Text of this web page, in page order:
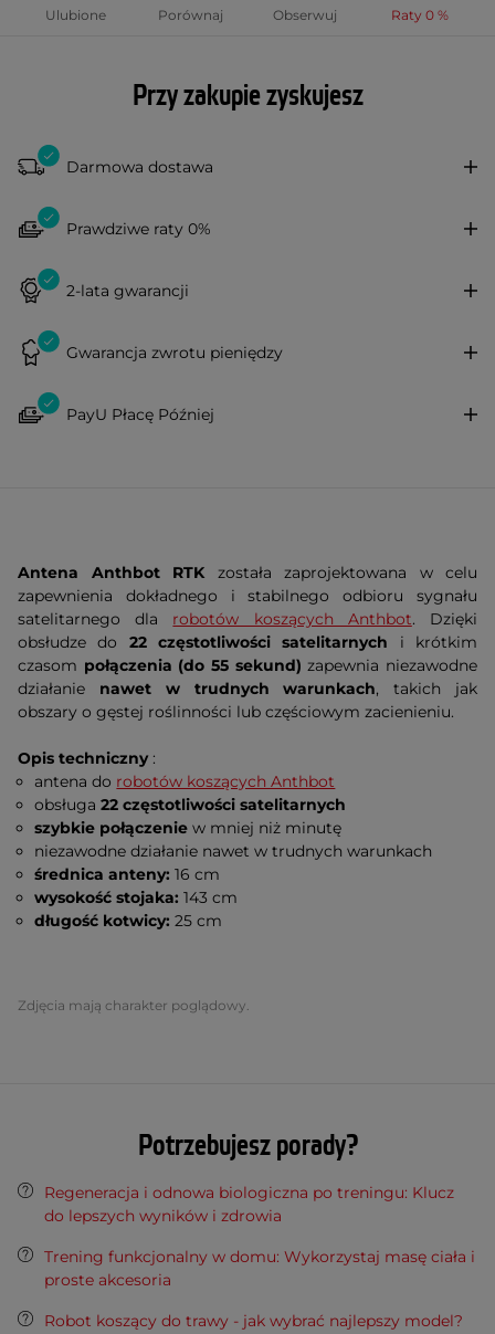
Ulubione Porównaj Obserwuj Raty 0 %
Przy zakupie zyskujesz
Darmowa dostawa
Prawdziwe raty 0%
2-lata gwarancji
Gwarancja zwrotu pieniędzy
PayU Płacę Później
Antena Anthbot RTK została zaprojektowana w celu
zapewnienia dokładnego i stabilnego odbioru sygnału
satelitarnego dla robotów koszących Anthbot. Dzięki
obsłudze do 22 częstotliwości satelitarnych i krótkim
czasom połączenia (do 55 sekund) zapewnia niezawodne
działanie nawet w trudnych warunkach, takich jak
obszary o gęstej roślinności lub częściowym zacienieniu.
Opis techniczny :
antena do robotów koszących Anthbot
obsługa22 częstotliwości satelitarnych
szybkie połączenie w mniej niż minutę
niezawodne działanie nawet w trudnych warunkach
średnica anteny:16 cm
wysokość stojaka:143 cm
długość kotwicy:25 cm
Zdjęcia mają charakter poglądowy.
Potrzebujesz porady?
Regeneracja i odnowa biologiczna po treningu: Klucz
do lepszych wyników i zdrowia
Trening funkcjonalny w domu: Wykorzystaj masę ciała i
proste akcesoria
Robot koszący do trawy - jak wybrać najlepszy model?